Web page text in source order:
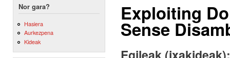
Nor gara?
Hasiera
Aurkezpena
Kideak
Exploiting
Sense